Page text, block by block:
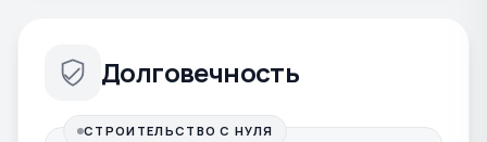
Долговечность
СТРОИТЕЛЬСТВО С НУЛЯ